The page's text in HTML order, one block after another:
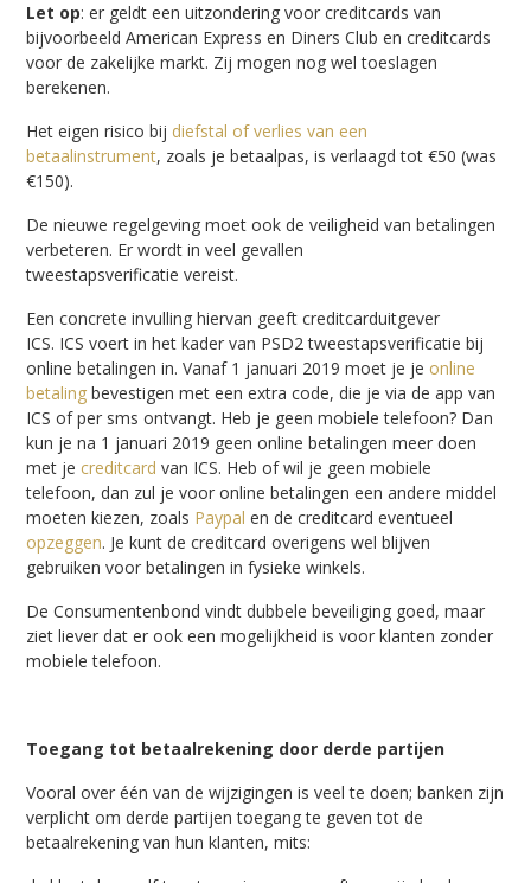
Let op: er geldt een uitzondering voor creditcards van
bijvoorbeeld American Express en Diners Club en creditcards
voor de zakelijke markt. Zij mogen nog wel toeslagen
berekenen.
Het eigen risico bij diefstal of verlies van een
betaalinstrument, zoals je betaalpas, is verlaagd tot €50 (was
€150).
De nieuwe regelgeving moet ook de veiligheid van betalingen
verbeteren. Er wordt in veel gevallen
tweestapsverificatie vereist.
Een concrete invulling hiervan geeft creditcarduitgever
ICS. ICS voert in het kader van PSD2 tweestapsverificatie bij
online betalingen in. Vanaf 1 januari 2019 moet je je online
betaling bevestigen met een extra code, die je via de app van
ICS of per sms ontvangt. Heb je geen mobiele telefoon? Dan
kun je na 1 januari 2019 geen online betalingen meer doen
met je creditcard van ICS. Heb of wil je geen mobiele
telefoon, dan zul je voor online betalingen een andere middel
moeten kiezen, zoals Paypal en de creditcard eventueel
opzeggen. Je kunt de creditcard overigens wel blijven
gebruiken voor betalingen in fysieke winkels.
De Consumentenbond vindt dubbele beveiliging goed, maar
ziet liever dat er ook een mogelijkheid is voor klanten zonder
mobiele telefoon.
Toegang tot betaalrekening door derde partijen
Vooral over één van de wijzigingen is veel te doen; banken zijn
verplicht om derde partijen toegang te geven tot de
betaalrekening van hun klanten, mits: